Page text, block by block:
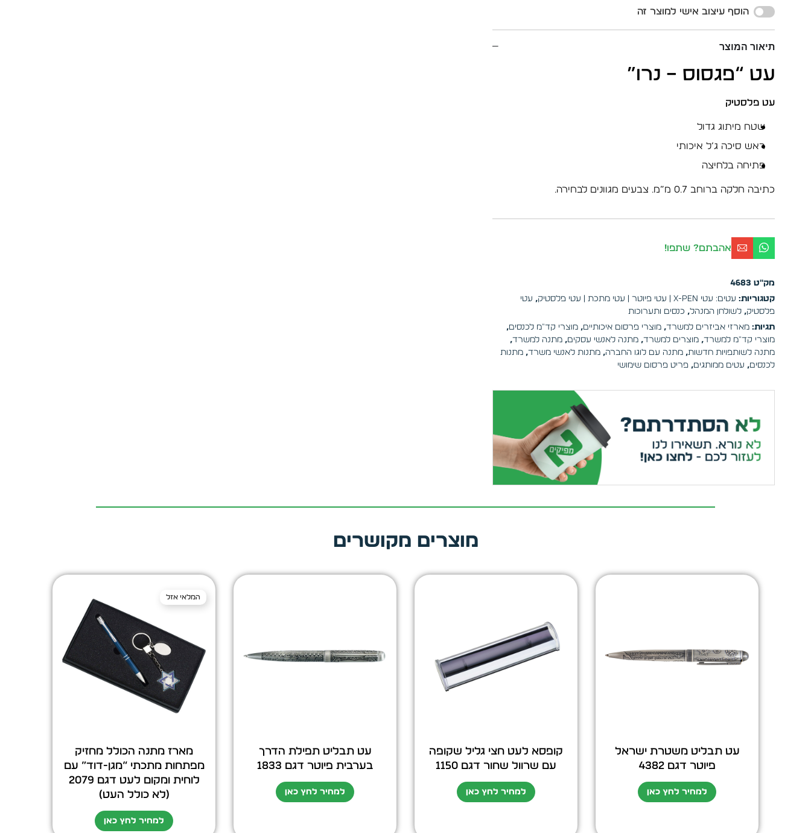
הוסף עיצוב אישי למוצר זה
תיאור המוצר
עט “פגסוס – נרו”
עט פלסטיק
שטח מיתוג גדול
ראש סיכה ג’ל איכותי
פתיחה בלחיצה
כתיבה חלקה ברוחב 0.7 מ”מ. צבעים מגוונים לבחירה.
אהבתם? שתפו!
מק"ט 4683
קטגוריות: עטים: עטי X-PEN | עטי פיוטר | עטי מתכת | עטי פלסטיק , עטי
פלסטיק,לשולחן המנהל, כנסים ותערוכות
תגיות: מארזי אביזרים למשרד,מוצרי פרסום איכותיים,מוצרי קד"מ לכנסים,
מוצרי קד"מ למשרד,מוצרים למשרד,מתנה לאנשי עסקים,מתנה למשרד,
מתנה לשותפויות חדשות,מתנה עם לוגו החברה,מתנות לאנשי משרד,מתנות
לכנסים, עטים ממותגים,פריט פרסום שימושי
מוצרים מקושרים
עט תבליט משטרת ישראל
פיוטר דגם 4382
למחיר לחץ כאן
קופסא לעט חצי גליל שקופה
עם שרוול שחור דגם 1150
למחיר לחץ כאן
עט תבליט תפילת הדרך
בערבית פיוטר דגם 1833
למחיר לחץ כאן
המלאי אזל
מארז מתנה הכולל מחזיק
מפתחות מתכתי “מגן-דוד” עם
לוחית ומקום לעט דגם 2079
(לא כולל העט)
למחיר לחץ כאן